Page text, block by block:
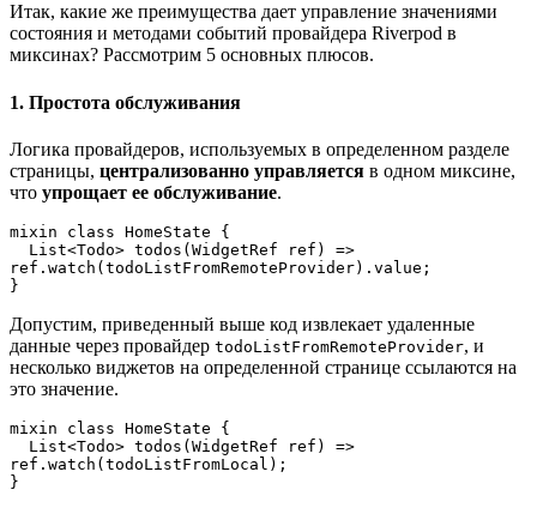
Итак, какие же преимущества дает управление значениями
состояния и методами событий провайдера Riverpod в
миксинах? Рассмотрим 5 основных плюсов.
1. Простота обслуживания
Логика провайдеров, используемых в определенном разделе
страницы, централизованно управляется в одном миксине,
что упрощает ее обслуживание.
mixin class HomeState {
ref.watch(todoListFromRemoteProvider).value;
}
Допустим, приведенный выше код извлекает удаленные
данные через провайдер todoListFromRemoteProvider, и
несколько виджетов на определенной странице ссылаются на
это значение.
mixin class HomeState {
ref.watch(todoListFromLocal);
}